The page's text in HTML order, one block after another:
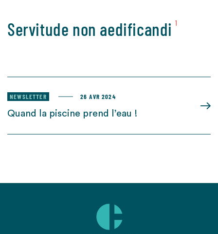
Servitude non aedificandi 1
NEWSLETTER 26 AVR 2024
Quand la piscine prend l’eau !